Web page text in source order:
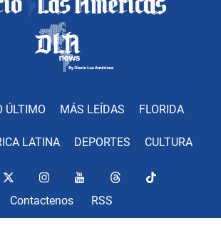
ÚLTIMO MÁS LEÍDAS FLORIDA
LATINA DEPORTES CULTURA
Contactenos RSS